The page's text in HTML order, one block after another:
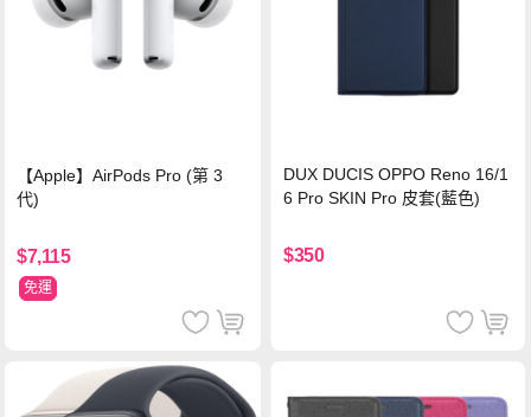
【Apple】AirPods Pro (第 3
代)
$7,115
免運
DUX DUCIS OPPO Reno 16/1
6 Pro SKIN Pro 皮套(藍色)
$350